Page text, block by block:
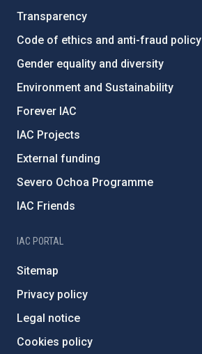
Transparency
Code of ethics and anti-fraud policy
Gender equality and diversity
Environment and Sustainability
Forever IAC
IAC Projects
External funding
Severo Ochoa Programme
IAC Friends
IAC PORTAL
Sitemap
Privacy policy
Legal notice
Cookies policy